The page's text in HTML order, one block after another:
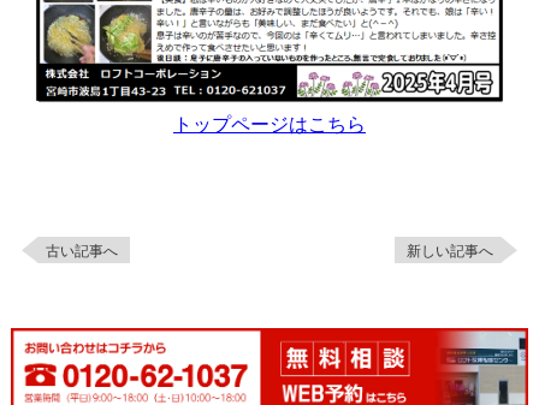
トップページはこちら
古い記事へ 新しい記事へ